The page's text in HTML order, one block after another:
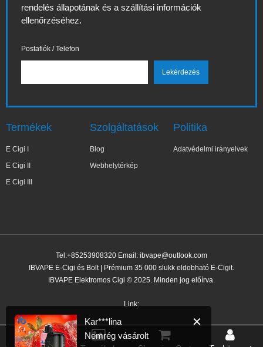
rendelés állapotának és a szállítási információk
ellenőrzéséhez.
Postafiók / Telefon
Termékek
E Cigi I
E Cigi II
E Cigi III
Szolgáltatások
Blog
Webhelytérkép
Politika
Adatvédelmi irányelvek
Tel:+85253908320 Email: ibvape@outlook.com
IBVAPE E-Cigi és Bolt | Prémium 35 000 slukk eldobható E-Cigit.
IBVAPE Elektromos Cigi © 2025. Minden jog előírva.
Link:
✕
Kar***lina
2 órával ezelőtt